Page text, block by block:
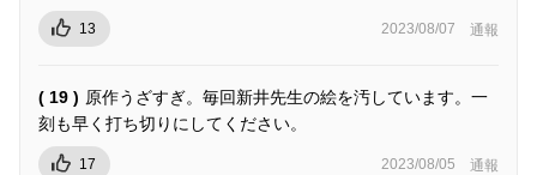
13 2023/08/07 通報
( 19 ) 原作うざすぎ。毎回新井先生の絵を汚しています。一
刻も早く打ち切りにしてください。
17 2023/08/05 通報